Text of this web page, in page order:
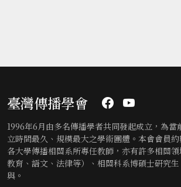
臺灣傳播學會
1996年6月由多名傳播學者共同發起成立，為當
立時間最久、規模最大之學術團體。本會會員
各大學傳播相關系所專任教師，亦有許多相關領
教育、語文、法律等）、相關科系博碩士研究
與。